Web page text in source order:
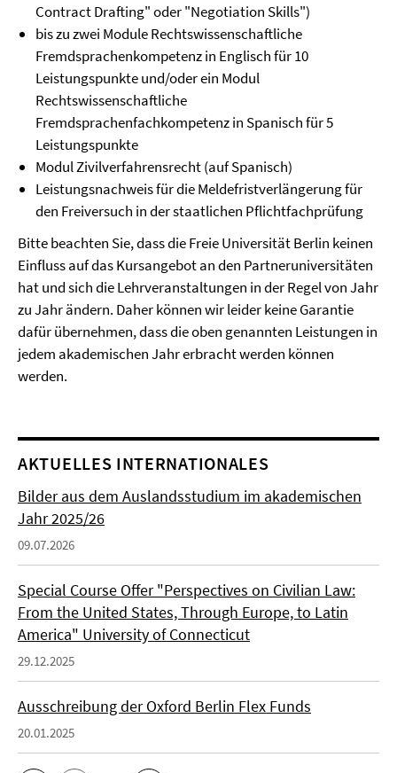
Contract Drafting" oder "Negotiation Skills")
bis zu zwei Module Rechtswissenschaftliche
Fremdsprachenkompetenz in Englisch für 10
Leistungspunkte und/oder ein Modul
Rechtswissenschaftliche
Fremdsprachenfachkompetenz in Spanisch für 5
Leistungspunkte
Modul Zivilverfahrensrecht (auf Spanisch)
Leistungsnachweis für die Meldefristverlängerung für
den Freiversuch in der staatlichen Pflichtfachprüfung
Bitte beachten Sie, dass die Freie Universität Berlin keinen
Einfluss auf das Kursangebot an den Partneruniversitäten
hat und sich die Lehrveranstaltungen in der Regel von Jahr
zu Jahr ändern. Daher können wir leider keine Garantie
dafür übernehmen, dass die oben genannten Leistungen in
jedem akademischen Jahr erbracht werden können
werden.
AKTUELLES INTERNATIONALES
Bilder aus dem Auslandsstudium im akademischen
Jahr 2025/26
09.07.2026
Special Course Offer "Perspectives on Civilian Law:
From the United States, Through Europe, to Latin
America" University of Connecticut
29.12.2025
Ausschreibung der Oxford Berlin Flex Funds
20.01.2025